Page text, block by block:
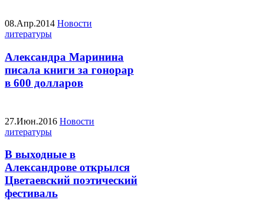
08.Апр.2014 Новости
литературы
Александра Маринина
писала книги за гонорар
в 600 долларов
27.Июн.2016 Новости
литературы
В выходные в
Александрове открылся
Цветаевский поэтический
фестиваль